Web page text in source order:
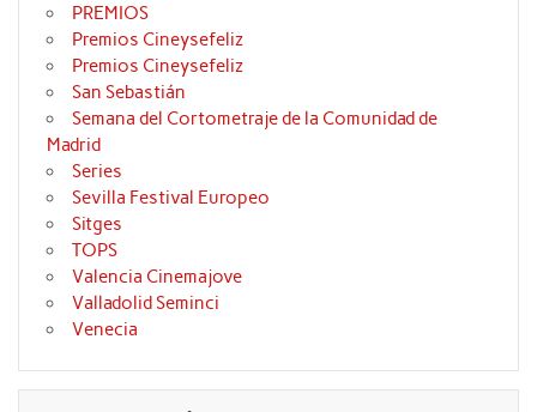
PREMIOS
Premios Cineysefeliz
Premios Cineysefeliz
San Sebastián
Semana del Cortometraje de la Comunidad de
Madrid
Series
Sevilla Festival Europeo
Sitges
TOPS
Valencia Cinemajove
Valladolid Seminci
Venecia